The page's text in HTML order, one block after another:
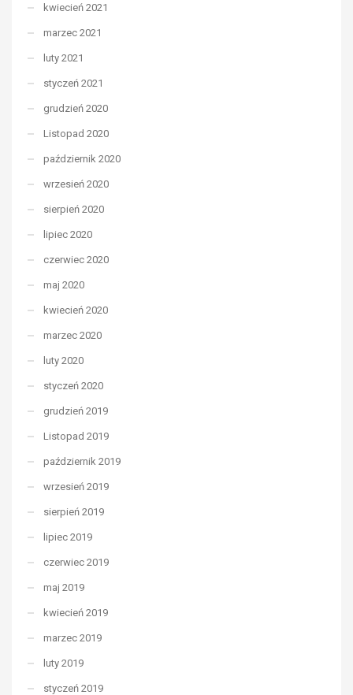
kwiecień 2021
marzec 2021
luty 2021
styczeń 2021
grudzień 2020
Listopad 2020
październik 2020
wrzesień 2020
sierpień 2020
lipiec 2020
czerwiec 2020
maj 2020
kwiecień 2020
marzec 2020
luty 2020
styczeń 2020
grudzień 2019
Listopad 2019
październik 2019
wrzesień 2019
sierpień 2019
lipiec 2019
czerwiec 2019
maj 2019
kwiecień 2019
marzec 2019
luty 2019
styczeń 2019